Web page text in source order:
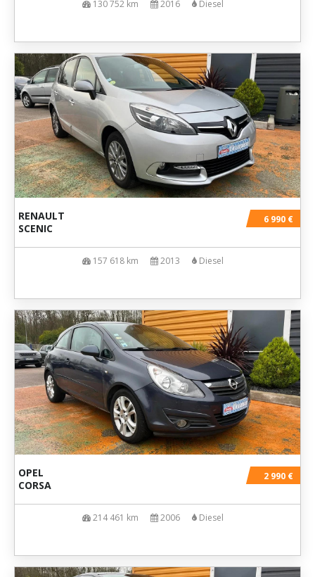
130 752 km 2016 Diesel
6 990 €
RENAULT
SCENIC
157 618 km 2013 Diesel
2 990 €
OPEL
CORSA
214 461 km 2006 Diesel